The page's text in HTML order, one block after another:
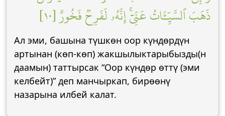
ذَهَبَ ٱلسَّيِّـَٔاتُ عَنِّيٓۚ إِنَّهُۥ لَفَرِحٞ فَخُورٌ [١٠]
Ал эми, башына түшкөн оор күндөрдүн
артынан (көп-көп) жакшылыктарыбызды(н
даамын) таттырсак “Оор күндөр өттү (эми
келбейт)” деп манчыркап, бирөөнү
назарына илбей калат.